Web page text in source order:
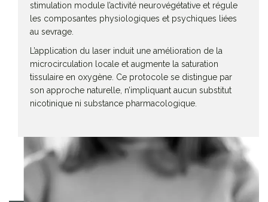
stimulation module l’activité neurovégétative et régule
les composantes physiologiques et psychiques liées
au sevrage.
L’application du laser induit une amélioration de la
microcirculation locale et augmente la saturation
tissulaire en oxygène. Ce protocole se distingue par
son approche naturelle, n’impliquant aucun substitut
nicotinique ni substance pharmacologique.